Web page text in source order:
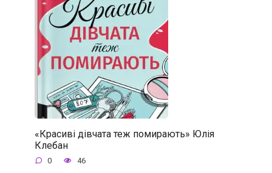
«Красиві дівчата теж помирають» Юлія
Клебан
0 46